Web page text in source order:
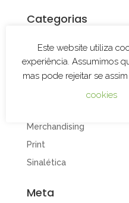
Categorias
Decoração de Viaturas
Design e Publicidade
Merchandising
Print
Sinalética
Meta
Este website utiliza
experiência. Assumimos
mas pode rejeitar se
cookies